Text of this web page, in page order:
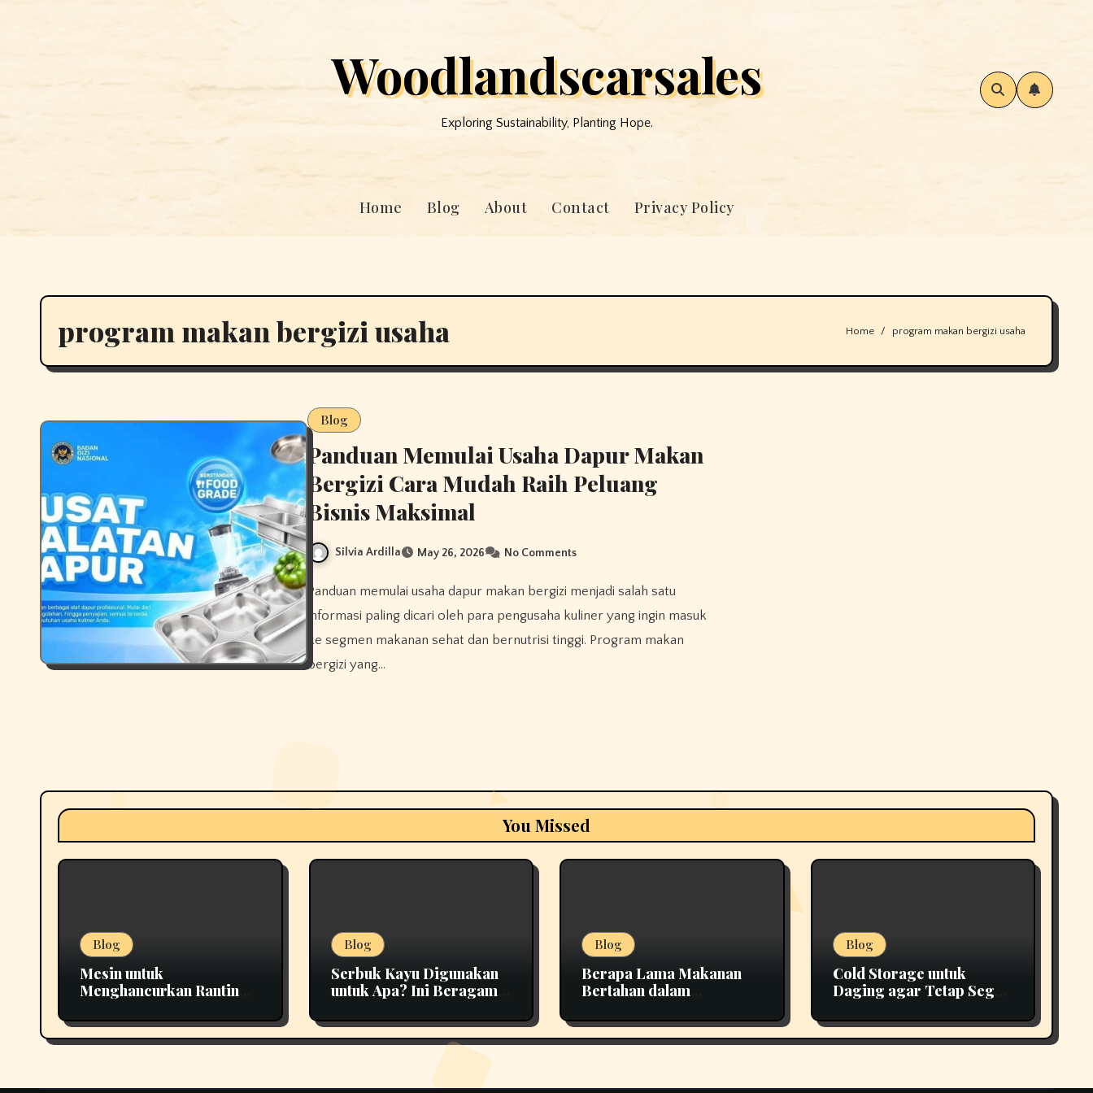
Woodlandscarsales
Exploring Sustainability, Planting Hope.
Home Blog About Contact Privacy Policy
program makan bergizi usaha Home program makan bergizi usaha
Blog
Panduan Memulai Usaha Dapur Makan
Bergizi Cara Mudah Raih Peluang
Bisnis Maksimal
Silvia Ardilla May 26, 2026 No Comments
Panduan memulai usaha dapur makan bergizi menjadi salah satu
informasi paling dicari oleh para pengusaha kuliner yang ingin masuk
ke segmen makanan sehat dan bernutrisi tinggi. Program makan
bergizi yang…
You Missed
Blog
Mesin untuk
Menghancurkan Ranting
Berbagai Kebutuhan
Blog
Serbuk Kayu Digunakan
untuk Apa? Ini Beragam
Blog
Berapa Lama Makanan
Bertahan dalam
Blog
Cold Storage untuk
Daging agar Tetap Segar